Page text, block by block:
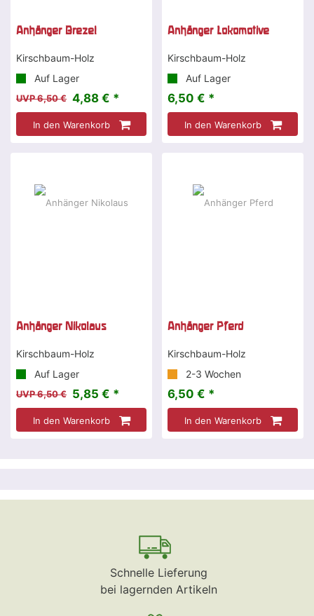
Anhänger Brezel
Kirschbaum-Holz
Auf Lager
UVP 6,50 € 4,88 € *
In den Warenkorb
Anhänger Lokomotive
Kirschbaum-Holz
Auf Lager
6,50 € *
In den Warenkorb
Anhänger Nikolaus
Kirschbaum-Holz
Auf Lager
UVP 6,50 € 5,85 € *
In den Warenkorb
Anhänger Pferd
Kirschbaum-Holz
2-3 Wochen
6,50 € *
In den Warenkorb
Schnelle Lieferung
bei lagernden Artikeln